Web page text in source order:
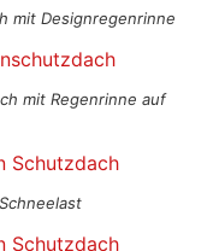
mit Designregenrinne
mit Regenrinne auf